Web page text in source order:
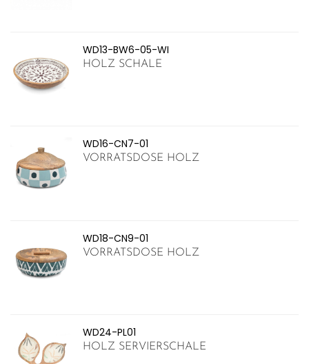
WD13-BW6-05-WI
HOLZ SCHALE
WD16-CN7-01
VORRATSDOSE HOLZ
WD18-CN9-01
VORRATSDOSE HOLZ
WD24-PL01
HOLZ SERVIERSCHALE